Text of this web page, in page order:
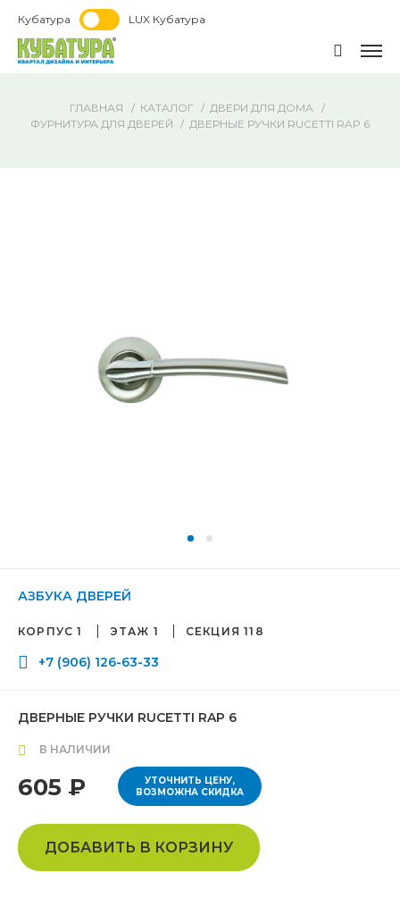
Кубатура LUX Кубатура
ГЛАВНАЯ КАТАЛОГ
ДВЕРИ ДЛЯ ДОМА
ФУРНИТУРА ДЛЯ ДВЕРЕЙ
ДВЕРНЫЕ РУЧКИ RUCETTI RAP 6
АЗБУКА ДВЕРЕЙ
КОРПУС 1 ЭТАЖ 1 СЕКЦИЯ 118
+7 (906) 126-63-33
ДВЕРНЫЕ РУЧКИ RUCETTI RAP 6
В НАЛИЧИИ
605 ₽
УТОЧНИТЬ ЦЕНУ,
ВОЗМОЖНА СКИДКА
ДОБАВИТЬ В КОРЗИНУ